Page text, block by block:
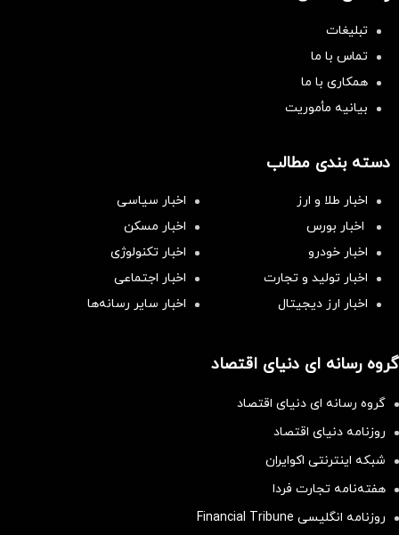
تبلیغات
تماس با ما
همکاری با ما
بیانیه مأموریت
دسته بندی مطالب
اخبار طلا و ارز
اخبار سیاسی
اخبار بورس
اخبار مسکن
اخبار خودرو
اخبار تکنولوژی
اخبار تولید و تجارت
اخبار اجتماعی
اخبار ارز دیجیتال
اخبار سایر رسانه‌‌ها
گروه رسانه ای دنیای اقتصاد
گروه رسانه ای دنیای اقتصاد
روزنامه دنیای اقتصاد
شبکه اینترنتی اکوایران
هفته‌نامه تجارت فردا
روزنامه انگلیسی Financial Tribune